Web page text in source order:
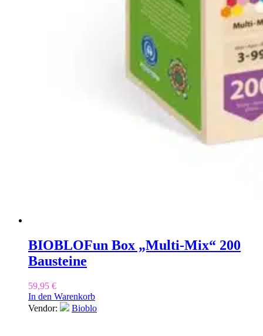
BIOBLOFun Box „Multi-Mix“ 200
Bausteine
59,95 €
In den Warenkorb
Vendor:
Bioblo